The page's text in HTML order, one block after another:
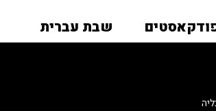
שבת עברית